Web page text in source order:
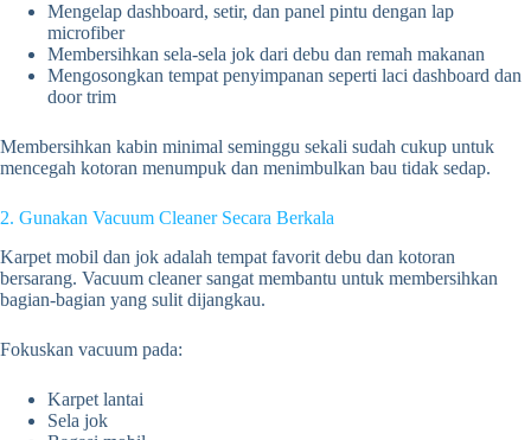
Mengelap dashboard, setir, dan panel pintu dengan lap
microfiber
Membersihkan sela-sela jok dari debu dan remah makanan
Mengosongkan tempat penyimpanan seperti laci dashboard dan
door trim
Membersihkan kabin minimal seminggu sekali sudah cukup untuk
mencegah kotoran menumpuk dan menimbulkan bau tidak sedap.
2. Gunakan Vacuum Cleaner Secara Berkala
Karpet mobil dan jok adalah tempat favorit debu dan kotoran
bersarang. Vacuum cleaner sangat membantu untuk membersihkan
bagian-bagian yang sulit dijangkau.
Fokuskan vacuum pada:
Karpet lantai
Sela jok